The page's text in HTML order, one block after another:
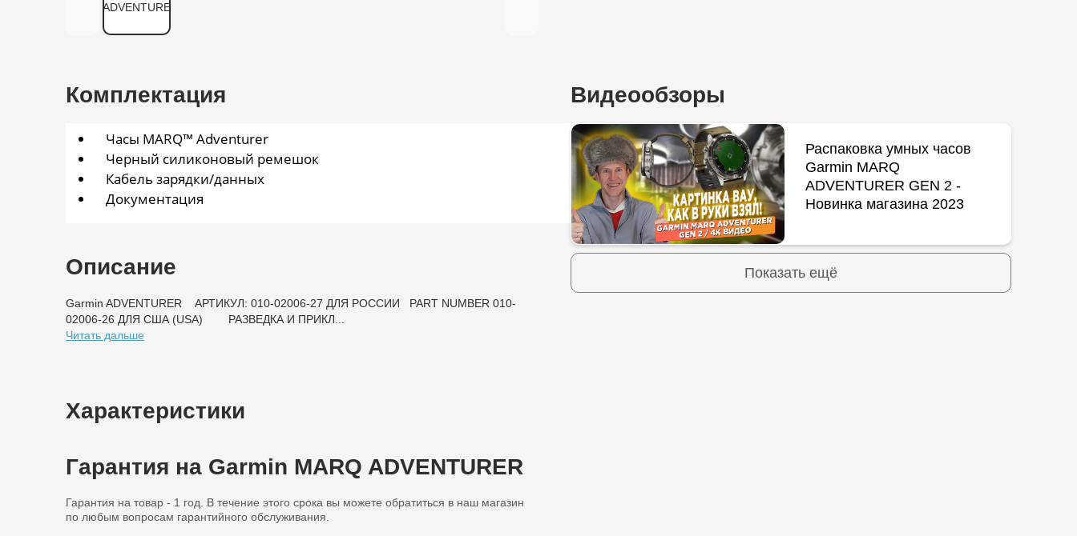
Комплектация
Часы MARQ™ Adventurer
Черный силиконовый ремешок
Кабель зарядки/данных
Документация
Описание
Garmin ADVENTURER АРТИКУЛ: 010-02006-27 ДЛЯ РОССИИ PART NUMBER 010-
02006-26 ДЛЯ США (USA) РАЗВЕДКА И ПРИКЛ...
Читать дальше
Характеристики
Гарантия на Garmin MARQ ADVENTURER
Гарантия на товар - 1 год. В течение этого срока вы можете обратиться в наш магазин
по любым вопросам гарантийного обслуживания.
Видеообзоры
Распаковка умных часов
Garmin MARQ
ADVENTURER GEN 2 -
Новинка магазина 2023
Показать ещё